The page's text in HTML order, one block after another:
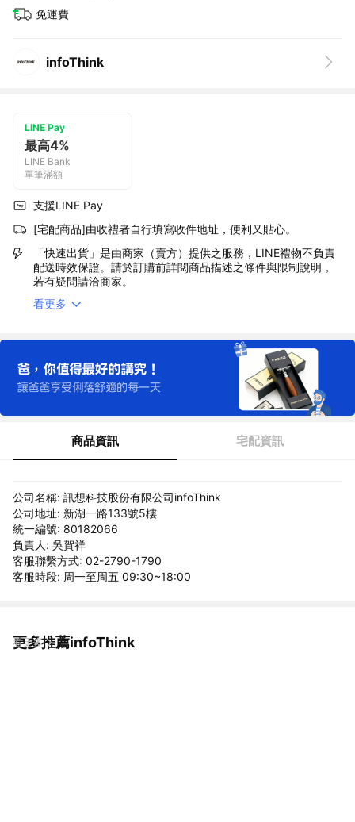
免運費
infoThink
LINE Pay
最高4%
LINE Bank
單筆滿額
支援LINE Pay
[宅配商品]由收禮者自行填寫收件地址，便利又貼心。
「快速出貨」是由商家（賣方）提供之服務，LINE禮物不負責
配送時效保證。請於訂購前詳閱商品描述之條件與限制說明，
若有疑問請洽商家。
看更多
商品資訊 宅配資訊
公司名稱: 訊想科技股份有限公司infoThink
公司地址: 新湖一路133號5樓
統一編號: 80182066
負責人: 吳賀祥
客服聯繫方式: 02-2790-1790
客服時段: 周一至周五 09:30~18:00
更多推薦infoThink
看更多